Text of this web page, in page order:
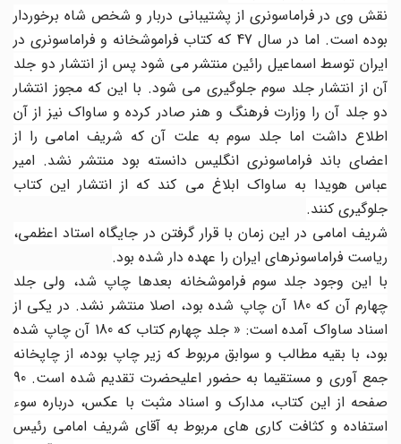
نقش وی در فراماسونری از پشتیبانی دربار و شخص شاه برخوردار
بوده است. اما در سال 47 که کتاب فراموشخانه و فراماسونری در
ایران توسط اسماعیل رائین منتشر می شود پس از انتشار دو جلد
آن از انتشار جلد سوم جلوگیری می شود. با این که مجوز انتشار
دو جلد آن را وزارت فرهنگ و هنر صادر کرده و ساواک نیز از آن
اطلاع داشت اما جلد سوم به علت آن که شریف امامی را از
اعضای باند فراماسونری انگلیس دانسته بود منتشر نشد. امیر
عباس هویدا به ساواک ابلاغ می کند که از انتشار این کتاب
جلوگیری کنند.
شریف امامی در این زمان با قرار گرفتن در جایگاه استاد اعظمی،
ریاست فراماسونرهای ایران را عهده دار شده بود.
با این وجود جلد سوم فراموشخانه بعدها چاپ شد، ولی جلد
چهارم آن که 180 آن چاپ شده بود، اصلا منتشر نشد. در یکی از
اسناد ساواک آمده است: « جلد چهارم کتاب که 180 آن چاپ شده
بود، با بقیه مطالب و سوابق مربوط که زیر چاپ بوده، از چاپخانه
جمع آوری و مستقیما به حضور اعلیحضرت تقدیم شده است. 90
صفحه از این کتاب، مدارک و اسناد مثبت با عکس، درباره سوء
استفاده و کثافت کاری های مربوط به آقای شریف امامی رئیس